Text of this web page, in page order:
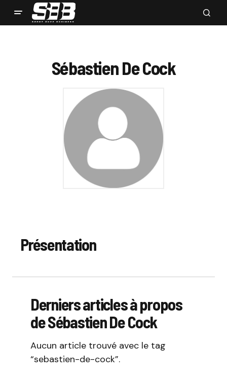
Sébastien De Cock
Présentation
Derniers articles à propos
de Sébastien De Cock
Aucun article trouvé avec le tag
“sebastien-de-cock”.